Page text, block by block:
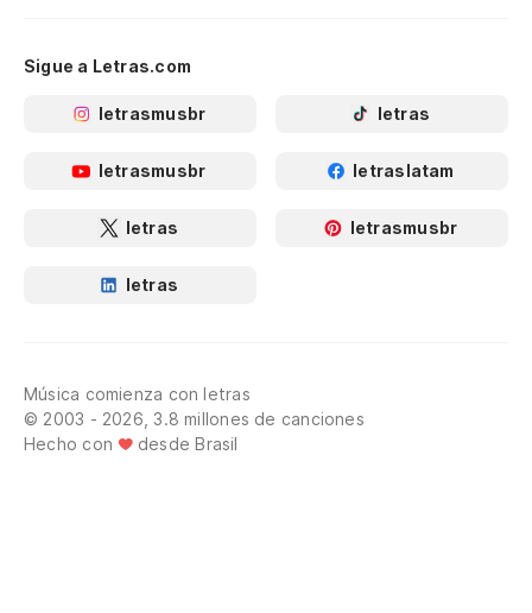
Sigue a Letras.com
letrasmusbr letras
letrasmusbr letraslatam
letras letrasmusbr
letras
Música comienza con letras
© 2003 - 2026, 3.8 millones de canciones
Hecho con
desde Brasil